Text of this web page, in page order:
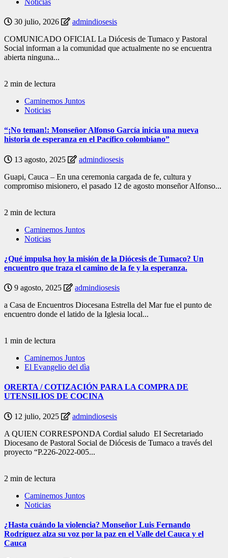
30 julio, 2026
admindiosesis
COMUNICADO OFICIAL La Diócesis de Tumaco y Pastoral
Social informan a la comunidad que actualmente no se encuentra
abierta ninguna...
2 min de lectura
Caminemos Juntos
Noticias
“¡No teman!: Monseñor Alfonso García inicia una nueva
historia de esperanza en el Pacífico colombiano”
13 agosto, 2025
admindiosesis
Guapi, Cauca – En una ceremonia cargada de fe, cultura y
compromiso misionero, el pasado 12 de agosto monseñor Alfonso...
2 min de lectura
Caminemos Juntos
Noticias
¿Qué impulsa hoy la misión de la Diócesis de Tumaco? Un
encuentro que traza el camino de la fe y la esperanza.
9 agosto, 2025
admindiosesis
a Casa de Encuentros Diocesana Estrella del Mar fue el punto de
encuentro donde el latido de la Iglesia local...
1 min de lectura
Caminemos Juntos
El Evangelio del dìa
ORERTA / COTIZACIÓN PARA LA COMPRA DE
UTENSILIOS DE COCINA
12 julio, 2025
admindiosesis
A QUIEN CORRESPONDA Cordial saludo EI Secretariado
Diocesano de Pastoral Social de Diócesis de Tumaco a través del
proyecto “P.226-2022-005...
2 min de lectura
Caminemos Juntos
Noticias
¿Hasta cuándo la violencia? Monseñor Luis Fernando
Rodríguez alza su voz por la paz en el Valle del Cauca y el
Cauca